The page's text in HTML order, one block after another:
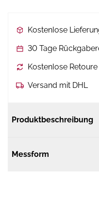
Kostenlose
30 Tage
Kostenlose Retoure
Versand mit DHL
Produktbeschreibung
Messform